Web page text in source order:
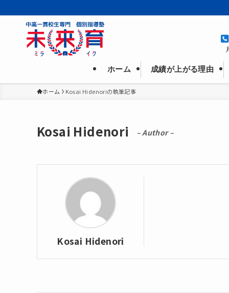
ホーム 成績が上がる理由
ホーム Kosai Hidenoriの執筆記事
Kosai Hidenori – Author –
Kosai Hidenori